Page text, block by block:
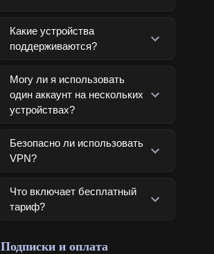
Какие устройства
поддерживаются?
Могу ли я использовать
один аккаунт на нескольких
устройствах?
Безопасно ли использовать
VPN?
Что включает бесплатный
тариф?
Подписки и оплата